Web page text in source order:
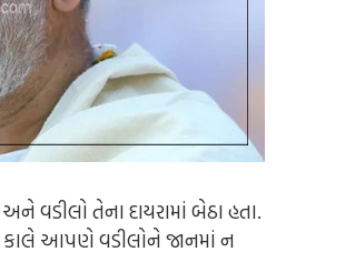
વડીલો તેના દાયરામાં બેઠા હતા.
કે કાલે આપણે વડીલોને જાનમાં ન